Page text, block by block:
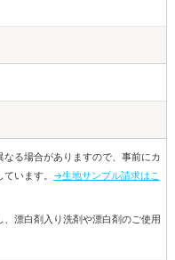
る場合がありますので、事前にカ
います。 →生地サンプル請求はこ
漂白剤入り洗剤や漂白剤のご使用